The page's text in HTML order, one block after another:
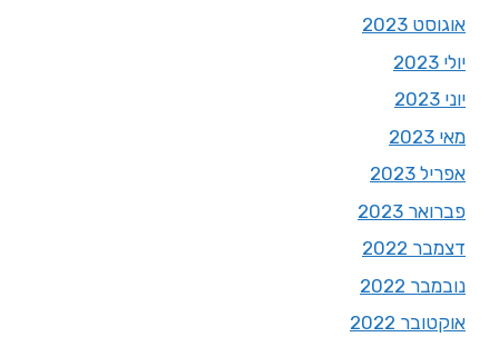
אוגוסט 2023
יולי 2023
יוני 2023
מאי 2023
אפריל 2023
פברואר 2023
דצמבר 2022
נובמבר 2022
אוקטובר 2022